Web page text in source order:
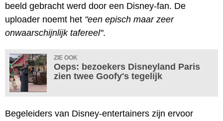
beeld gebracht werd door een Disney-fan. De
uploader noemt het "een episch maar zeer
onwaarschijnlijk tafereel".
ZIE OOK
Oeps: bezoekers Disneyland Paris
zien twee Goofy's tegelijk
Begeleiders van Disney-entertainers zijn ervoor